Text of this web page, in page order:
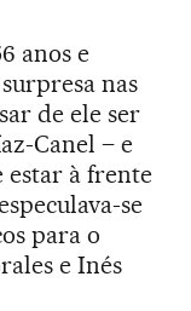
anos e
nas
de ele ser
Canel – e
estar à frente
se
para o
e Inés